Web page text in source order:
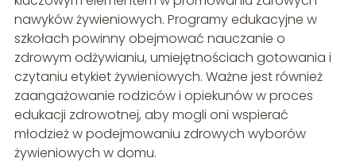
nawyków żywieniowych. Programy edukacyjne w
szkołach powinny obejmować nauczanie o
zdrowym odżywianiu, umiejętnościach gotowania i
czytaniu etykiet żywieniowych. Ważne jest również
zaangażowanie rodziców i opiekunów w proces
edukacji zdrowotnej, aby mogli oni wspierać
młodzież w podejmowaniu zdrowych wyborów
żywieniowych w domu.